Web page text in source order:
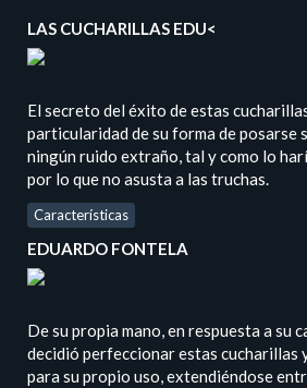
LAS CUCHARILLAS EDU<
El secreto del éxito de estas
particularidad de su forma de posarse
ningún ruido extraño, tal y como lo
por lo que no asusta a las truchas.
Características
EDUARDO FONTELA
De su propia mano, en respuesta a su
decidió perfeccionar estas cucharillas
para su propio uso, extendiéndose